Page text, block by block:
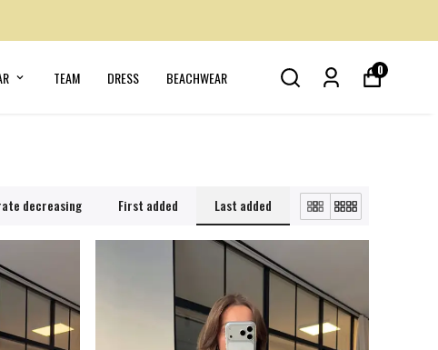
TEAM DRESS BEACHWEAR 0
decreasing First added Last added